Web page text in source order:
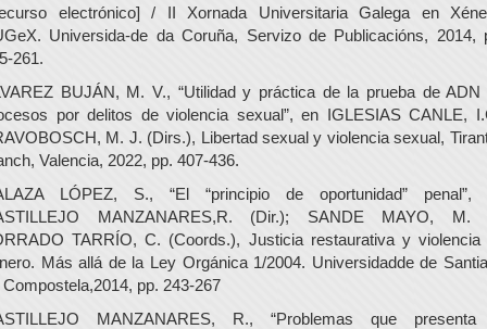
electrónico] / II Xornada Universitaria Galega en
Universida-de da Coruña, Servizo de Publicacións, 2014,
261.
BUJÁN, M. V., “Utilidad y práctica de la prueba de ADN
por delitos de violencia sexual”, en IGLESIAS CANLE,
M. J. (Dirs.), Libertad sexual y violencia sexual,
Valencia, 2022, pp. 407-436.
LÓPEZ, S., “El “principio de oportunidad” penal”,
MANZANARES,R. (Dir.); SANDE MAYO, M.
TARRÍO, C. (Coords.), Justicia restaurativa y violencia
Más allá de la Ley Orgánica 1/2004. Universidadde de
Compostela,2014, pp. 243-267
MANZANARES, R., “Problemas que